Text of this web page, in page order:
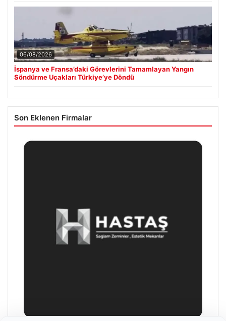
06/08/2026
İspanya ve Fransa’daki Görevlerini Tamamlayan Yangın
Söndürme Uçakları Türkiye’ye Döndü
Son Eklenen Firmalar